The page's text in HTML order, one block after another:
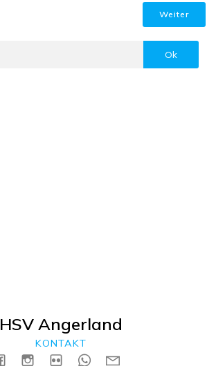
Weiter
Ok
HSV Angerland
KONTAKT